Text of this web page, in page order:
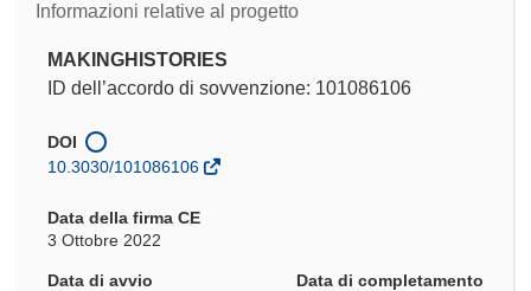
Informazioni relative al progetto
MAKINGHISTORIES
ID dell’accordo di sovvenzione: 101086106
DOI
10.3030/101086106
Data della firma CE
3 Ottobre 2022
Data di avvio
Data di completamento